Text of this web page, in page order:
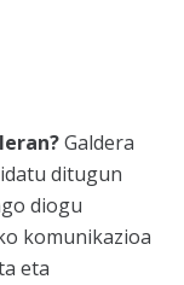
Galdera
ditugun
diogu
komunikazioa
eta